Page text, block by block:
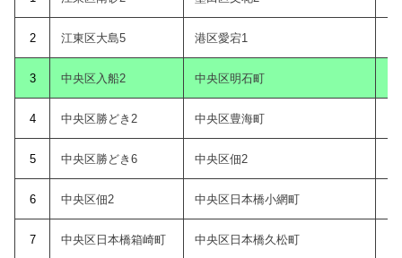
2 江東区大島5 港区愛宕1
3 中央区入船2 中央区明石町
4 中央区勝どき2 中央区豊海町
5 中央区勝どき6 中央区佃2
6 中央区佃2 中央区日本橋小網町
7 中央区日本橋箱崎町 中央区日本橋久松町